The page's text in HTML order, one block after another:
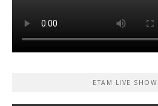
ETAM LIVE